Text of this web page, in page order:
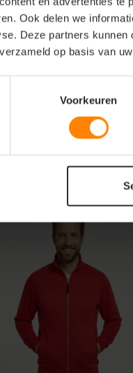
Ook delen we
Deze partners
op basis van
Voorkeuren
combineren
gebruik